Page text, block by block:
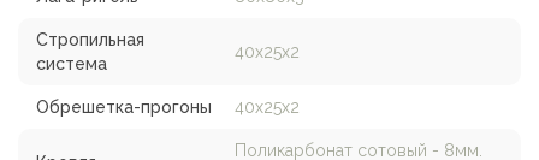
Стропильная
система
40х25х2
Обрешетка-прогоны 40х25х2
Поликарбонат сотовый - 8мм.